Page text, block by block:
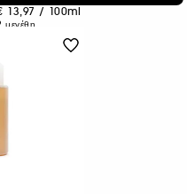
13,97 / 100ml
μεγέθη